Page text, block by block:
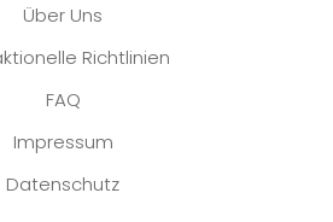
Über Uns
Richtlinien
FAQ
Impressum
Datenschutz